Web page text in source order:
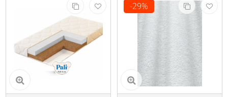
-29%